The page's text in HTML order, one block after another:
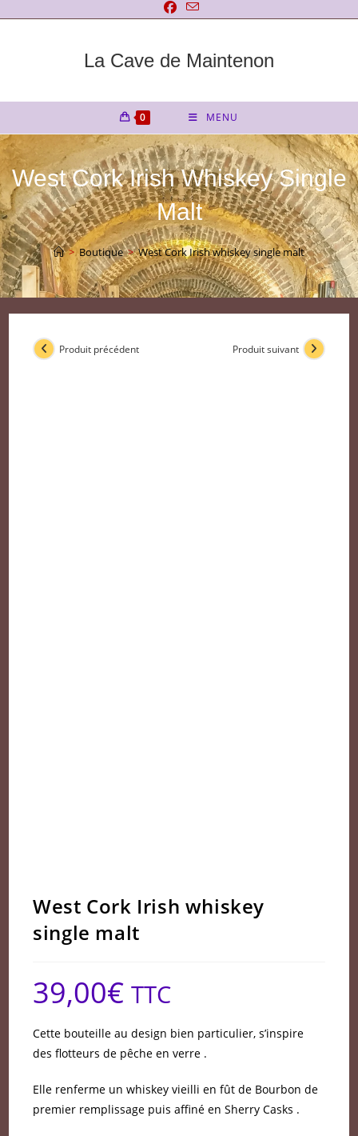
La Cave de Maintenon
0 MENU
West Cork Irish Whiskey Single
Malt
> Boutique > West Cork Irish whiskey single malt
Produit précédent Produit suivant
West Cork Irish whiskey
single malt
39,00€ TTC
Cette bouteille au design bien particulier, s’inspire
des flotteurs de pêche en verre .
Elle renferme un whiskey vieilli en fût de Bourbon de
premier remplissage puis affiné en Sherry Casks .